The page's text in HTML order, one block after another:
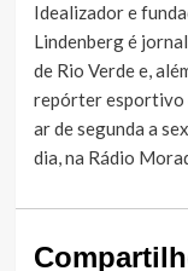
Idealizador e
Lindenberg é
de Rio Verde e,
repórter esportivo
ar de segunda a
dia, na Rádio